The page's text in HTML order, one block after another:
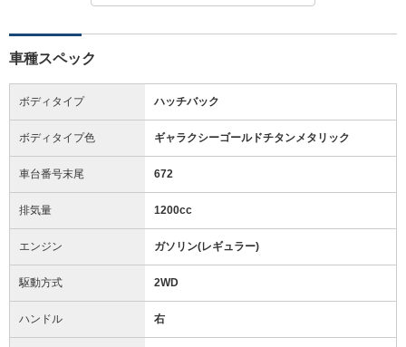
車種スペック
ボディタイプ ハッチバック
ボディタイプ色 ギャラクシーゴールドチタンメタリック
車台番号末尾 672
排気量 1200cc
エンジン ガソリン(レギュラー)
駆動方式 2WD
ハンドル 右